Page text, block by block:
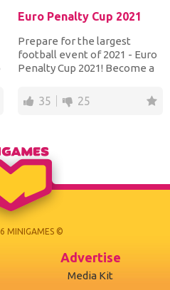
Euro Penalty Cup 2021
Prepare for the largest
football event of 2021 - Euro
Penalty Cup 2021! Become a
35 25
MINIGAMES ©
Advertise
Media Kit